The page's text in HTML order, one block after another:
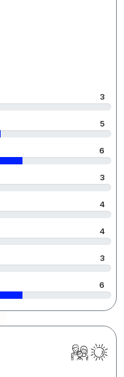
3
5
6
3
4
4
3
6